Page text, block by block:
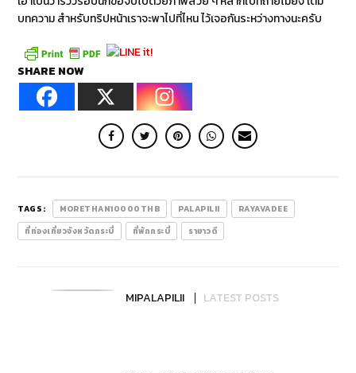
บทความ สำหรับทริปหน้าเราจะพาไปที่ไหน ไว้เจอกันระหว่างทางนะครับ
SHARE NOW
TAGS: MORETHAN10000THB PALAPILII
RAYAVADEE
ที่ท่องเที่ยวจังหวัดกระบี่
ที่พักกระบี่ รายาวดี
MIPALAPILII LATEST POSTS